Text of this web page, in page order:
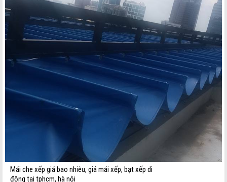
Mái che xếp giá bao nhiêu, giá mái xếp, bạt xếp di
động tại tphcm, hà nội